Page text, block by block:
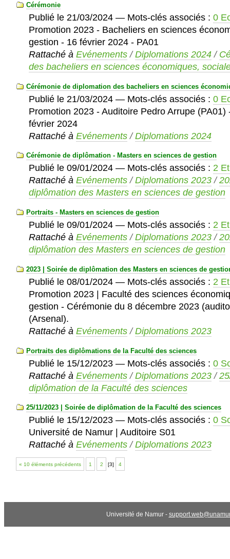
Cérémonie
Publié le 21/03/2024— Mots-clés associés :0
Promotion 2023 - Bacheliers en sciences
gestion - 16 février 2024 - PA01
Rattaché à Evénements /Diplomations 2024 /
des bacheliers en sciences économiques,
Cérémonie de diplomation des bacheliers en sciences
Publié le 21/03/2024— Mots-clés associés :0
Promotion 2023 - Auditoire Pedro Arrupe
février 2024
Rattaché à Evénements /Diplomations 2024
Cérémonie de diplômation - Masters en sciences de gestion
Publié le09/01/2024— Mots-clés associés : 2
Rattaché à Evénements /Diplomations 2023 /
diplômation des Masters en sciences de gestion
Portraits - Masters en sciences de gestion
Publié le09/01/2024— Mots-clés associés : 2
Rattaché à Evénements /Diplomations 2023 /
diplômation des Masters en sciences de gestion
2023 | Soirée de diplômation des Masters en sciences de
Publié le08/01/2024— Mots-clés associés : 2
Promotion 2023 | Faculté des sciences
gestion - Cérémonie du 8 décembre 2023
(Arsenal).
Rattaché à Evénements /Diplomations 2023
Portraits des diplômations de la Faculté des sciences
Publié le 15/12/2023— Mots-clés associés :0
Rattaché à Evénements /Diplomations 2023 /
diplômation de la Faculté des sciences
25/11/2023 | Soirée de diplômation de la Faculté des sciences
Publié le 15/12/2023— Mots-clés associés :0
Université de Namur | Auditoire S01
Rattaché à Evénements /Diplomations 2023
« 10 éléments précédents 1 2 [3] 4
Université de Namur -